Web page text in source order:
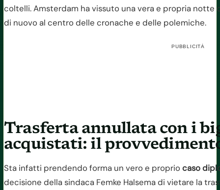
coltelli. Amsterdam ha vissuto una vera e propria notte
di nuovo al centro delle cronache e delle polemiche.
PUBBLICITÀ
Trasferta annullata con i
acquistati: il
Sta infatti prendendo forma un vero e proprio caso
decisione della sindaca Femke Halsema di vietare la